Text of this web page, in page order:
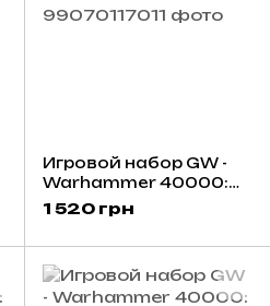
Игровой набор GW -
Warhammer 40000:
Genestealer Cults -
Reductus Saboteur
1 520 грн